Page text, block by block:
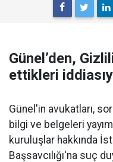
Günel’den,
ettikleri
Günel'in avukatları,
bilgi ve belgeleri
kuruluşlar hakkında
Başsavcılığı'na suç